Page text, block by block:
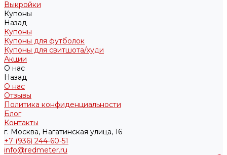
Выкройки
Купоны
Назад
Купоны
Купоны для футболок
Купоны для свитшота/худи
Акции
О нас
Назад
О нас
Отзывы
Политика конфиденциальности
Блог
Контакты
г. Москва, Нагатинская улица, 16
+7 (936) 244-60-51
info@redmeter.ru